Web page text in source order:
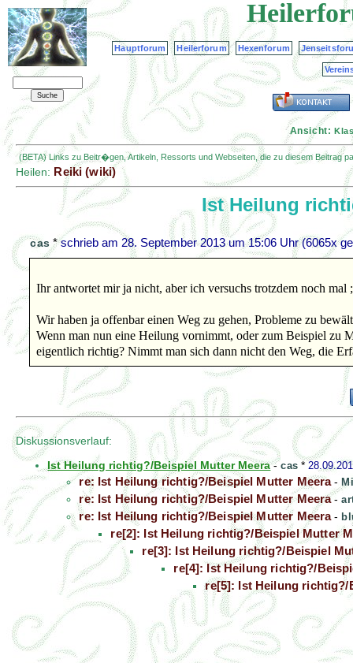
Hauptforum Heilerforum Hexenforum
Ansicht:
(BETA) Links zu Beitr�gen, Artikeln, Ressorts und Webseiten, die zu diesem Beitrag
Heilen: Reiki (wiki)
Ist Heilung
cas *schrieb am 28. September 2013 um 15:06 Uhr(6065x
Ihr antwortet mir ja nicht, aber ich versuchs trotzdem noch mal
Wir haben ja offenbar einen Weg zu gehen, Probleme zu
Wenn man nun eine Heilung vornimmt, oder zum Beispiel zu
eigentlich richtig? Nimmt man sich dann nicht den Weg, die
Diskussionsverlauf:
Ist Heilung richtig?/Beispiel Mutter Meera-cas *
re: Ist Heilung richtig?/Beispiel Mutter Meera-
re: Ist Heilung richtig?/Beispiel Mutter Meera-
re: Ist Heilung richtig?/Beispiel Mutter Meera-
re[2]: Ist Heilung richtig?/Beispiel Mutter
re[3]: Ist Heilung richtig?/Beispiel
re[4]: Ist Heilung richtig?/
re[5]: Ist Heilung richtig?/